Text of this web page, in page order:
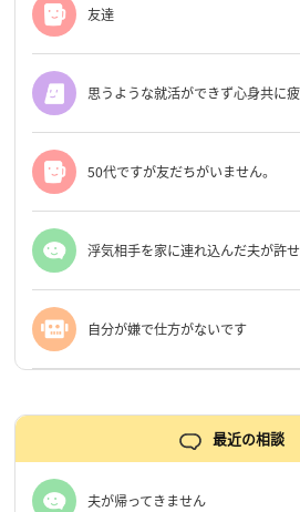
友達
思うような就活ができず心身共に
50代ですが友だちがいません。
浮気相手を家に連れ込んだ夫が許
自分が嫌で仕方がないです
最近の相談
夫が帰ってきません